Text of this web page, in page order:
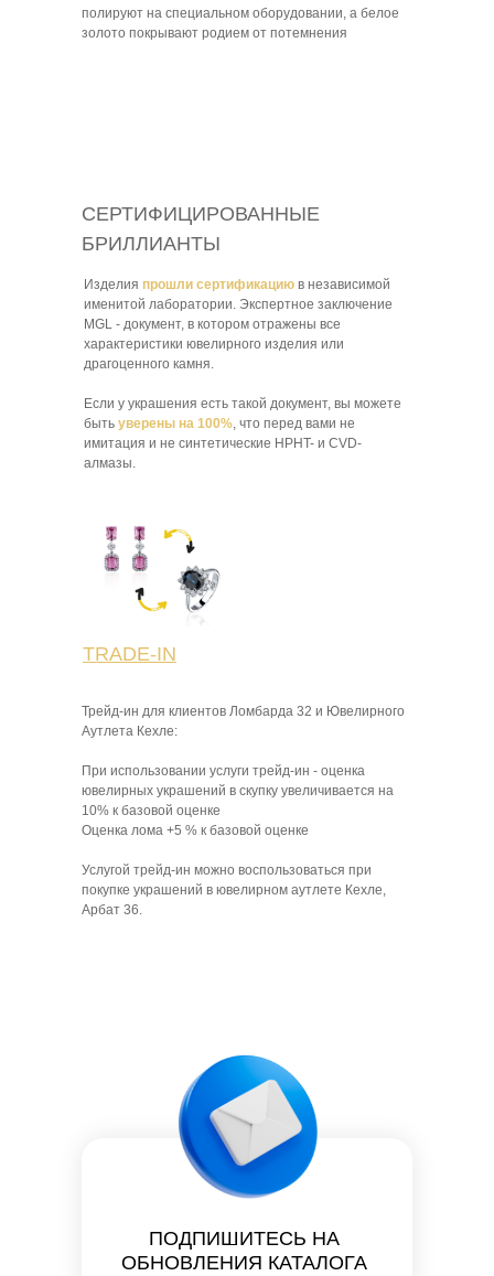
СЕРТИФИЦИРОВАННЫЕ
БРИЛЛИАНТЫ
полируют на специальном оборудовании, а белое
золото покрывают родием от потемнения
Изделия прошли сертификацию в независимой
именитой лаборатории. Экспертное заключение
MGL - документ, в котором отражены все
характеристики ювелирного изделия или
драгоценного камня.
Если у украшения есть такой документ, вы можете
быть уверены на 100%, что перед вами не
имитация и не синтетические HPHT- и CVD-
алмазы.
TRADE-IN
Трейд-ин для клиентов Ломбарда 32 и Ювелирного
Аутлета Кехле:
При использовании услуги трейд-ин - оценка
ювелирных украшений в скупку увеличивается на
10% к базовой оценке
Оценка лома +5 % к базовой оценке
Услугой трейд-ин можно воспользоваться при
покупке украшений в ювелирном аутлете Кехле,
Арбат 36.
ПОДПИШИТЕСЬ НА
ОБНОВЛЕНИЯ КАТАЛОГА